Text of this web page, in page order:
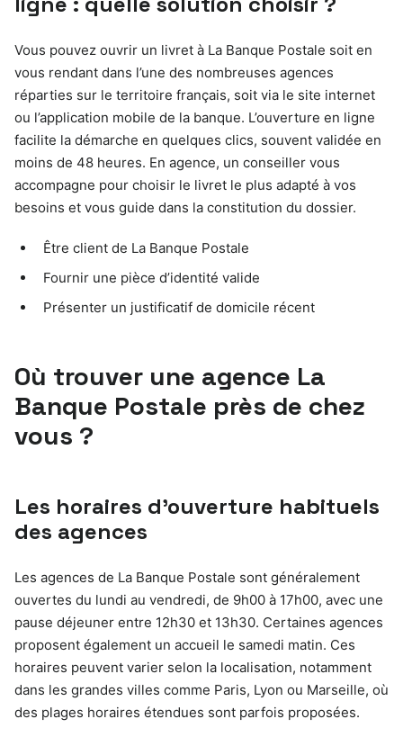
Vous pouvez ouvrir un livret à La Banque Postale soit en
vous rendant dans l’une des nombreuses agences
réparties sur le territoire français, soit via le site internet
ou l’application mobile de la banque. L’ouverture en ligne
facilite la démarche en quelques clics, souvent validée en
moins de 48 heures. En agence, un conseiller vous
accompagne pour choisir le livret le plus adapté à vos
besoins et vous guide dans la constitution du dossier.
Être client de La Banque Postale
Fournir une pièce d’identité valide
Présenter un justificatif de domicile récent
Où trouver une agence La
Banque Postale près de chez
vous ?
Les horaires d’ouverture habituels
des agences
Les agences de La Banque Postale sont généralement
ouvertes du lundi au vendredi, de 9h00 à 17h00, avec une
pause déjeuner entre 12h30 et 13h30. Certaines agences
proposent également un accueil le samedi matin. Ces
horaires peuvent varier selon la localisation, notamment
dans les grandes villes comme Paris, Lyon ou Marseille, où
des plages horaires étendues sont parfois proposées.